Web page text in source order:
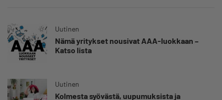
Uutinen
Nämä yritykset nousivat AAA-luokkaan –
Katso lista
Uutinen
Kolmesta syövästä, uupumuksista ja